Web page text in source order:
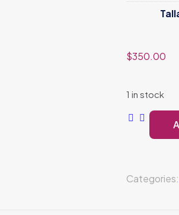
$350.00
1 in stock
Categories: